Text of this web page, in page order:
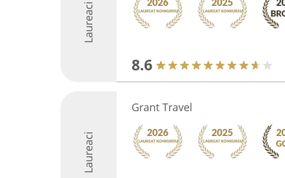
Laureaci
8.6
Laureaci
Grant Travel